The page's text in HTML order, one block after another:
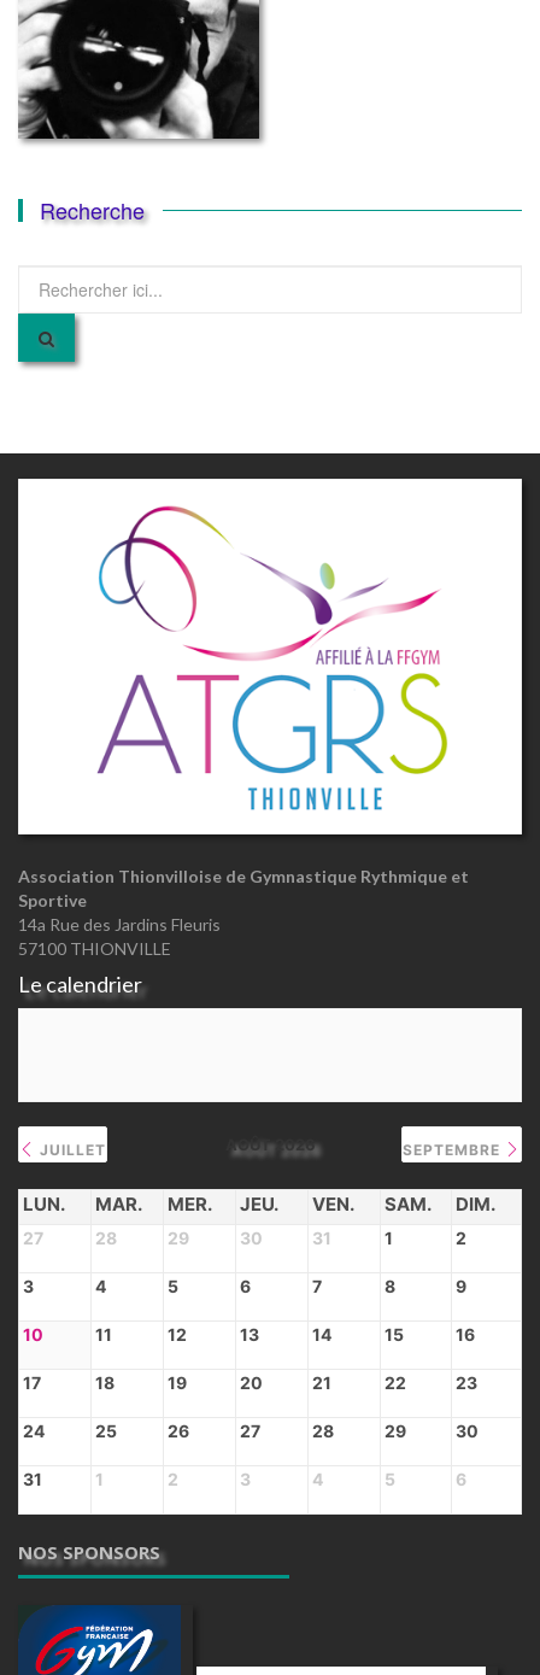
Recherche
pour
Association Thionvilloise de Gymnastique Rythmique et
Sportive
14a Rue des Jardins Fleuris
57100 THIONVILLE
Le calendrier
JUILLET AOÛT 2026 SEPTEMBRE
LUN. MAR. MER. JEU. VEN. SAM. DIM.
27 28 29 30 31 1 2
3 4 5 6 7 8 9
10 11 12 13 14 15 16
17 18 19 20 21 22 23
24 25 26 27 28 29 30
31 1 2 3 4 5 6
NOS SPONSORS